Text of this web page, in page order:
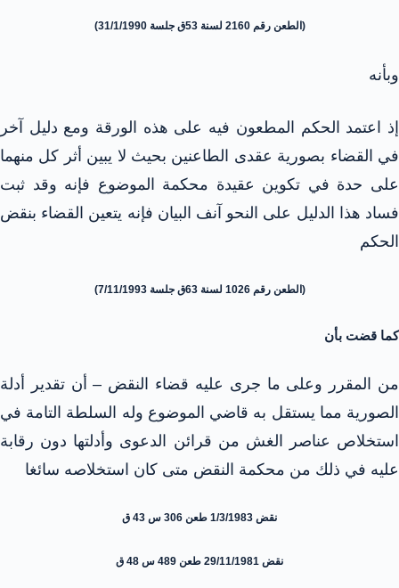
(الطعن رقم 2160 لسنة 53ق جلسة 31/1/1990)
وبأنه
إذ اعتمد الحكم المطعون فيه على هذه الورقة ومع دليل آخر
في القضاء بصورية عقدى الطاعنين بحيث لا يبين أثر كل منهما
على حدة في تكوين عقيدة محكمة الموضوع فإنه وقد ثبت
فساد هذا الدليل على النحو آنف البيان فإنه يتعين القضاء بنقض
الحكم
(الطعن رقم 1026 لسنة 63ق جلسة 7/11/1993)
كما قضت بأن
من المقرر وعلى ما جرى عليه قضاء النقض – أن تقدير أدلة
الصورية مما يستقل به قاضي الموضوع وله السلطة التامة في
استخلاص عناصر الغش من قرائن الدعوى وأدلتها دون رقابة
عليه في ذلك من محكمة النقض متى كان استخلاصه سائغا
نقض 1/3/1983 طعن 306 س 43 ق
نقض 29/11/1981 طعن 489 س 48 ق